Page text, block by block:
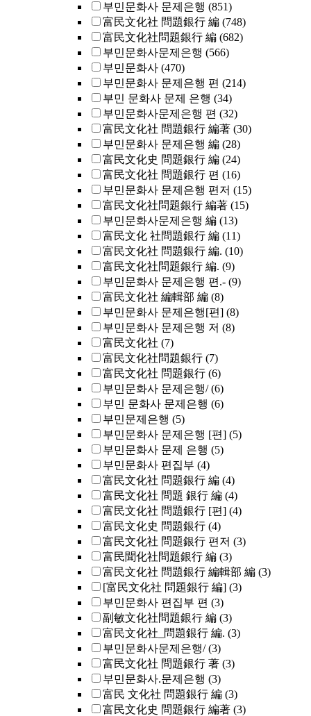
부민문화사 문제은행 (851)
富民文化社 問題銀行 編 (748)
富民文化社問題銀行 編 (682)
부민문화사문제은행 (566)
부민문화사 (470)
부민문화사 문제은행 편 (214)
부민 문화사 문제 은행 (34)
부민문화사문제은행 편 (32)
富民文化社 問題銀行 編著 (30)
부민문화사 문제은행 編 (28)
富民文化史 問題銀行 編 (24)
富民文化社 問題銀行 편 (16)
부민문화사 문제은행 편저 (15)
富民文化社問題銀行 編著 (15)
부민문화사문제은행 編 (13)
富民文化 社問題銀行 編 (11)
富民文化社 問題銀行 編. (10)
富民文化社問題銀行 編. (9)
부민문화사 문제은행 편.- (9)
富民文化社 編輯部 編 (8)
부민문화사 문제은행[편] (8)
부민문화사 문제은행 저 (8)
富民文化社 (7)
富民文化社問題銀行 (7)
富民文化社 問題銀行 (6)
부민문화사 문제은행/ (6)
부민 문화사 문제은행 (6)
부민문제은행 (5)
부민문화사 문제은행 [편] (5)
부민문화사 문제 은행 (5)
부민문화사 편집부 (4)
富民文化社 問題銀行 編 (4)
富民文化社 問題 銀行 編 (4)
富民文化社 問題銀行 [편] (4)
富民文化史 問題銀行 (4)
富民文化社 問題銀行 편저 (3)
富民聞化社問題銀行 編 (3)
富民文化社 問題銀行 編輯部 編 (3)
[富民文化社 問題銀行 編] (3)
부민문화사 편집부 편 (3)
副敏文化社問題銀行 編 (3)
富民文化社_問題銀行 編. (3)
부민문화사문제은행/ (3)
富民文化社 問題銀行 著 (3)
부민문화사.문제은행 (3)
富民 文化社 問題銀行 編 (3)
富民文化史 問題銀行 編著 (3)